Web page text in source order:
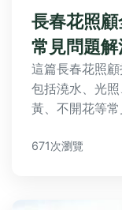
長春花照
常見問題解
這篇長春花照
包括澆水、光
黃、不開花等
長春花。
671次瀏覽